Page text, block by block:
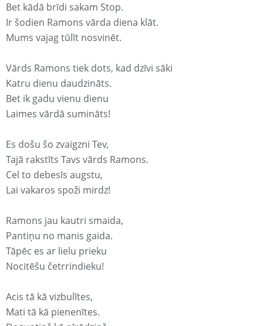
Bet kādā brīdi sakam Stop.
Ir šodien Ramons vārda diena klāt.
Mums vajag tūlīt nosvinēt.
Vārds Ramons tiek dots, kad dzīvi sāki
Katru dienu daudzināts.
Bet ik gadu vienu dienu
Laimes vārdā sumināts!
Es došu šo zvaigzni Tev,
Tajā rakstīts Tavs vārds Ramons.
Cel to debesīs augstu,
Lai vakaros spoži mirdz!
Ramons jau kautri smaida,
Pantiņu no manis gaida.
Tāpēc es ar lielu prieku
Nocitēšu četrrindieku!
Acis tā kā vizbulītes,
Mati tā kā pienenītes.